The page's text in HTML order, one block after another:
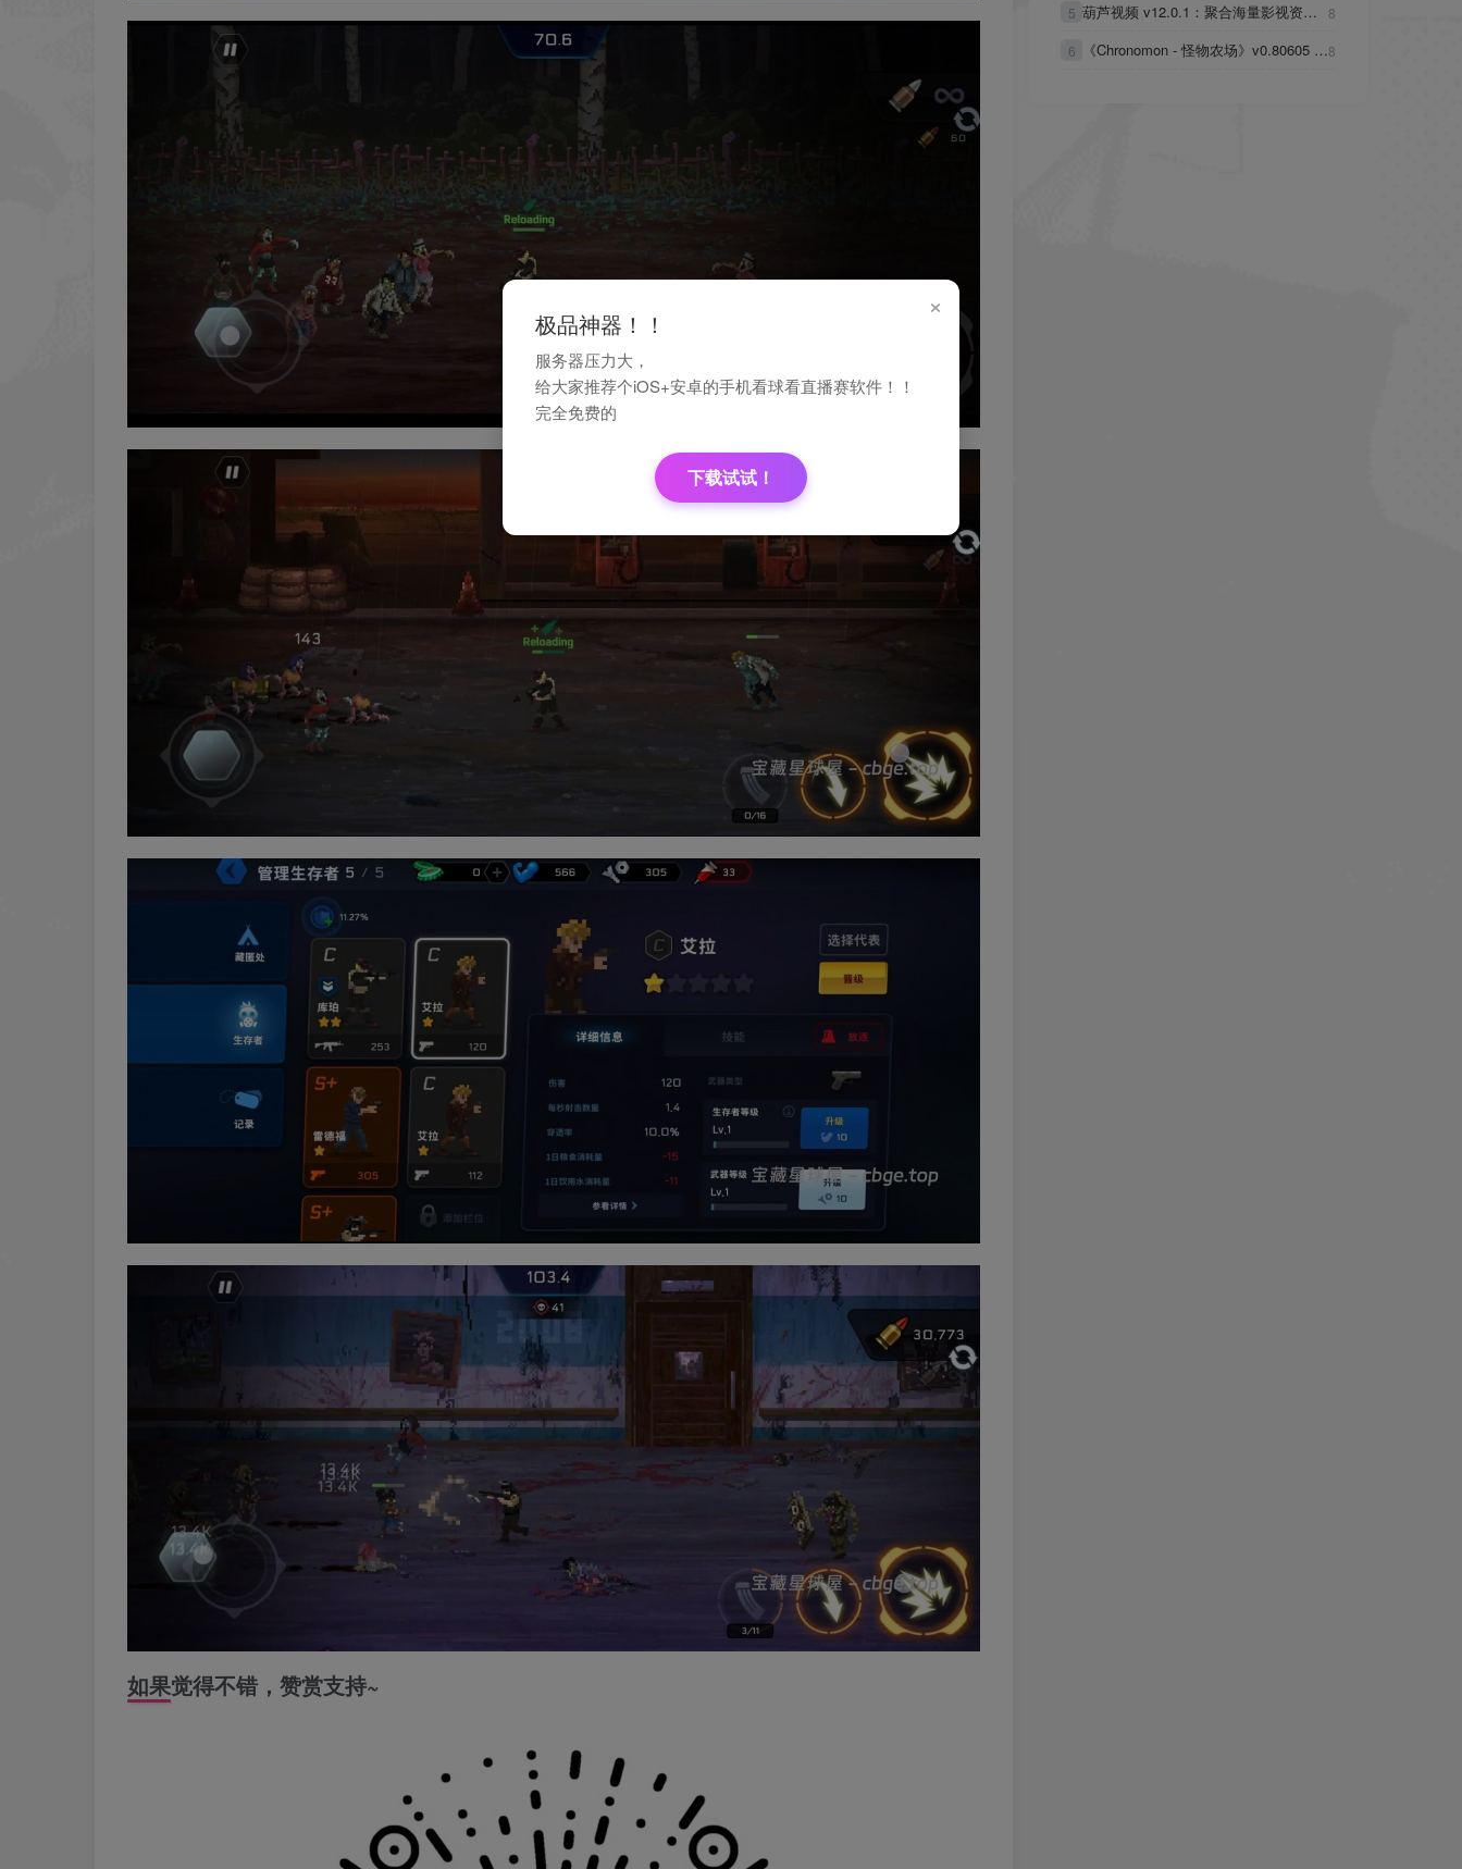
如果觉得不错，赞赏支持~
击游戏，核心规则是单图无限波次生
5 葫芦视频 v12.0.1：聚合海量影视资
8
6
《Chronomon - 怪物农场》v0.80605 手8
×
极品神器！！
服务器压力大，
给大家推荐个iOS+安卓的手机看球看直播赛软件！！
完全免费的
下载试试！